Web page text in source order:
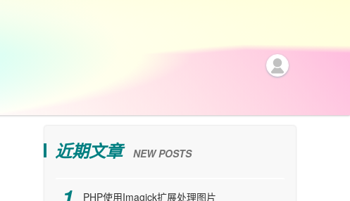
近期文章 NEW POSTS
PHP使用Imagick扩展处理图片